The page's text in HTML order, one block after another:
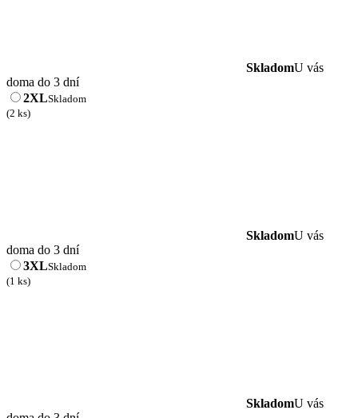
SkladomU vás
doma do 3 dní
2XLSkladom
(2 ks)
SkladomU vás
doma do 3 dní
3XLSkladom
(1 ks)
SkladomU vás